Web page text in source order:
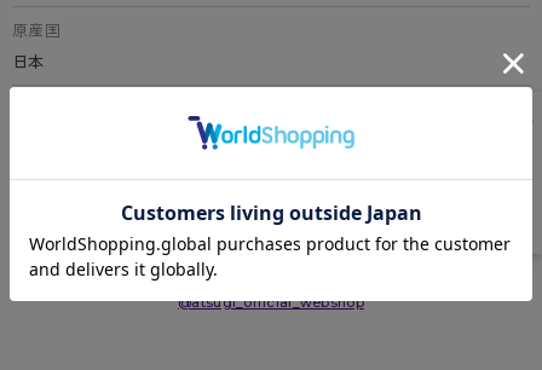
原産国
日本
洗濯表示について よくある質問(FAQ)
Instagram
@atsugi_official_webshop